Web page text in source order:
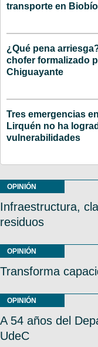
transporte en Biobío
¿Qué pena
chofer formalizado
Chiguayante
Tres emergencias
Lirquén no ha
vulnerabilidades
OPINIÓN
Infraestructura,
residuos
OPINIÓN
Transforma
OPINIÓN
A 54 años del
UdeC